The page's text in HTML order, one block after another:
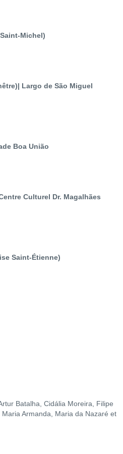
Michel)
Largo de São Miguel
Boa União
Culturel Dr. Magalhães
Saint-Étienne)
Batalha, Cidália Moreira, Filipe
Armanda, Maria da Nazaré et